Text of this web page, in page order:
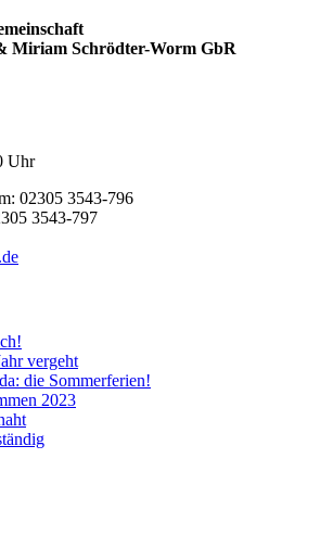
Miriam Schrödter-Worm GbR
Uhr
02305 3543-796
3543-797
vergeht
die Sommerferien!
2023